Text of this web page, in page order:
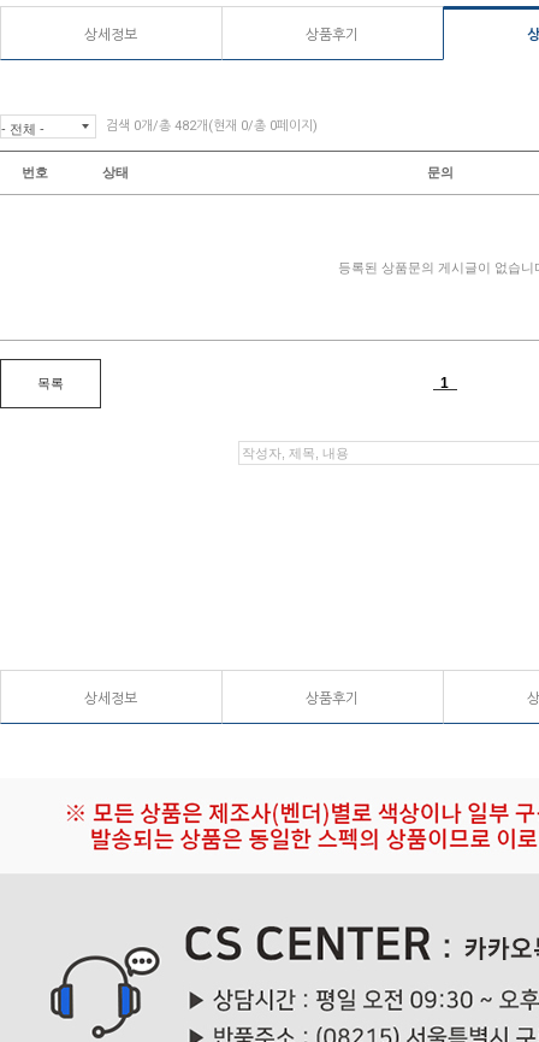
상세정보 상품후기
상세정보 상품후기